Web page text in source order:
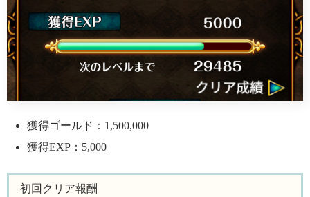
獲得ゴールド：1,500,000
獲得EXP：5,000
初回クリア報酬